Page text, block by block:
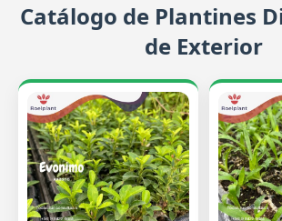
Catálogo de Plantines
de Exterior